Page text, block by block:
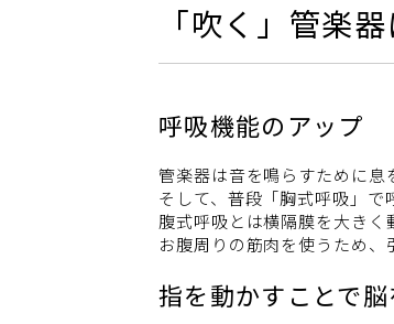
「吹く」管楽
呼吸機能のアップ
管楽器は音を鳴らすために息
そして、普段「胸式呼吸」
腹式呼吸とは横隔膜を大きく
お腹周りの筋肉を使うため、
指を動かすことで